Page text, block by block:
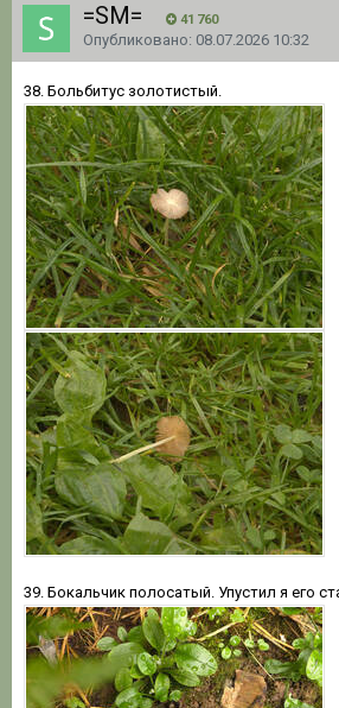
=SM= 41 760
Опубликовано: 08.07.2026 10:32
38. Больбитус золотистый.
39. Бокальчик полосатый. Упустил я его